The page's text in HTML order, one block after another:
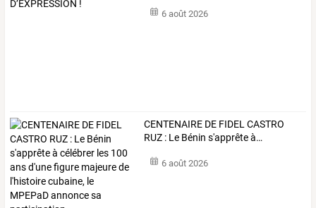
6 août 2026
CENTENAIRE DE FIDELCASTRO
RUZ : Le Bénin s'apprêteà…
6 août 2026